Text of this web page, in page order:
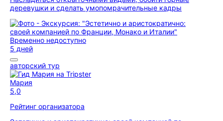
деревушки и сделать умопомрачительные кадры
Временно недоступно
5 дней
авторский тур
Мария
5,0
Рейтинг организатора